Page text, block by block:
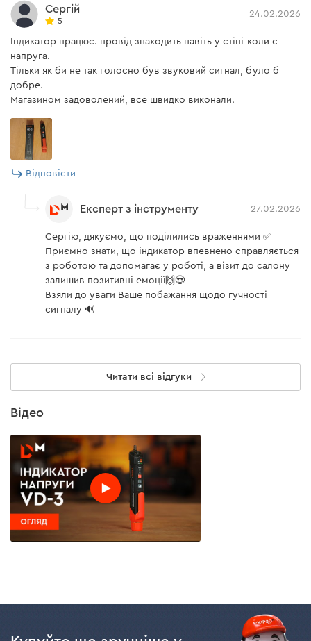
Сергій
5
24.02.2026
Індикатор працює. провід знаходить навіть у стіні коли є
напруга.
Тільки як би не так голосно був звуковий сигнал, було б
добре.
Магазином задоволений, все швидко виконали.
Відповісти
Експерт з інструменту 27.02.2026
Сергію, дякуємо, що поділились враженнями ✅
Приємно знати, що індикатор впевнено справляється
з роботою та допомагає у роботі, а візит до салону
залишив позитивні емоції🙌😍
Взяли до уваги Ваше побажання щодо гучності
сигналу 🔊
Читати всі відгуки
Відео